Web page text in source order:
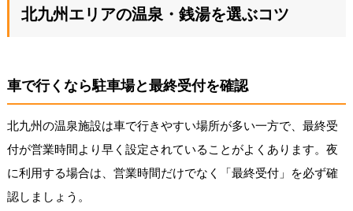
北九州エリアの温泉・銭湯を選ぶコツ
車で行くなら駐車場と最終受付を確認
北九州の温泉施設は車で行きやすい場所が多い一方で、最終受
付が営業時間より早く設定されていることがよくあります。夜
に利用する場合は、営業時間だけでなく「最終受付」を必ず確
認しましょう。